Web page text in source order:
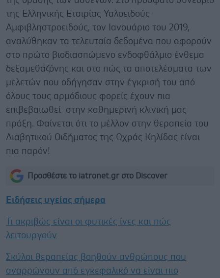
της Ελληνικής Εταιρίας Υαλοειδούς-
Αμφιβληστροειδούς, τον Ιανουάριο του 2019,
αναλύθηκαν τα τελευταία δεδομένα που αφορούν
στο πρώτο βιοδιασπώμενο ενδοφθάλμιο ένθεμα
δεξαμεθαζόνης και στο πώς τα αποτελέσματα των
μελετών που οδήγησαν στην έγκρισή του από
όλους τους αρμόδιους φορείς έχουν πια
επιβεβαιωθεί στην καθημερινή κλινική μας
πράξη. Φαίνεται ότι το μέλλον στην θεραπεία του
Διαβητικού Οιδήματος της Ωχράς Κηλίδας είναι
πια παρόν!
Προσθέστε το iatronet.gr στο Discover
Ειδήσεις υγείας σήμερα
Τι ακριβώς είναι οι φυτικές ίνες και πώς
λειτουργούν
Σκύλοι θεραπείας βοηθούν ανθρώπους που
αναρρώνουν από εγκεφαλικό να είναι πιο